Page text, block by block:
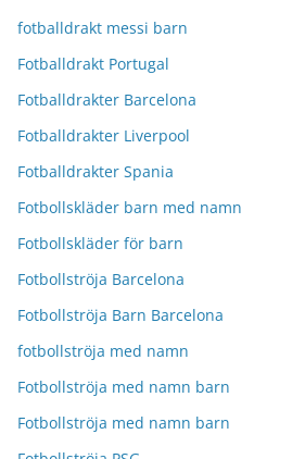
fotballdrakt messi barn
Fotballdrakt Portugal
Fotballdrakter Barcelona
Fotballdrakter Liverpool
Fotballdrakter Spania
Fotbollskläder barn med namn
Fotbollskläder för barn
Fotbollströja Barcelona
Fotbollströja Barn Barcelona
fotbollströja med namn
Fotbollströja med namn barn
Fotbollströja med namn barn